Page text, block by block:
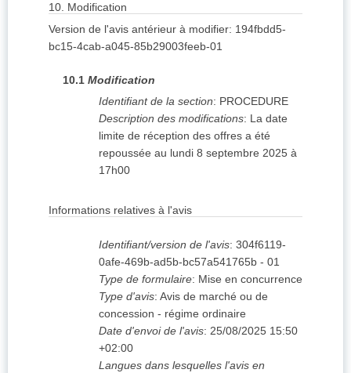
10. Modification
Version de l'avis antérieur à modifier: 194fbdd5-
bc15-4cab-a045-85b29003feeb-01
10.1 Modification
Identifiant de la section: PROCEDURE
Description des modifications: La date
limite de réception des offres a été
repoussée au lundi 8 septembre 2025 à
17h00
Informations relatives à l'avis
Identifiant/version de l'avis: 304f6119-
0afe-469b-ad5b-bc57a541765b - 01
Type de formulaire: Mise en concurrence
Type d'avis: Avis de marché ou de
concession - régime ordinaire
Date d'envoi de l'avis: 25/08/2025 15:50
+02:00
Langues dans lesquelles l'avis en